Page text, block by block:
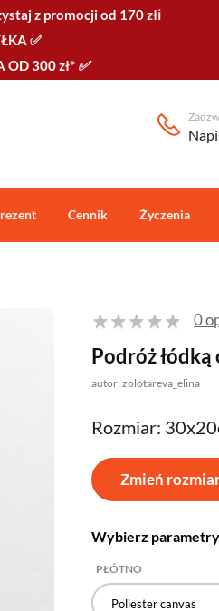
z promocji od 170 złℹ️
✅
OD 300 zł* ✅
Cennik Życzenia
0
Podróż łódką
autor: zolotareva_elina
Rozmiar:
Zmień
Wybierz
PŁÓTNO
Poliester canvas